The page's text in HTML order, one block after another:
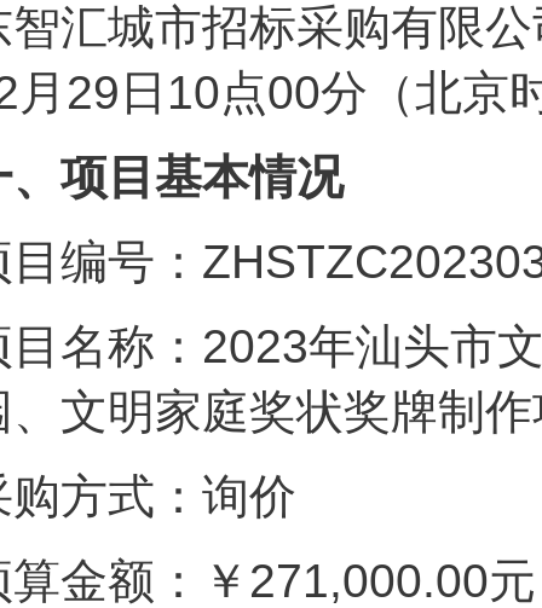
智汇城市招标采购有限
月29日10点00分（北京
、项目基本情况
目编号：
目名称：2023年汕头市
、文明家庭奖状奖牌制
购方式：询价
算金额：￥271,000.00元